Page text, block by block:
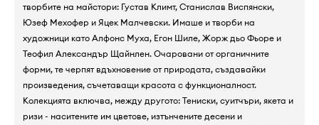
творбите на майстори: Густав Климт, Станислав Виспянски,
Юзеф Мехофер и Яцек Малчевски. Имаше и творби на
художници като Алфонс Муха, Егон Шиле, Жорж дьо Фьоре и
Теофил Александър Щайнлен. Очаровани от органичните
форми, те черпят вдъхновение от природата, създавайки
произведения, съчетаващи красота с функционалност.
Колекцията включва, между другото: Тениски, суитчъри, якета и
ризи - наситените им цветове, изтънчените десени и